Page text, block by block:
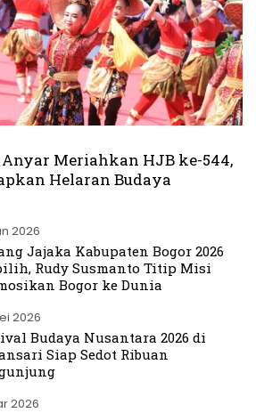
Meriahkan HJB ke-544,
Helaran Budaya
2026
Jajaka Kabupaten Bogor 2026
Rudy Susmanto Titip Misi
Bogor ke Dunia
2026
Budaya Nusantara 2026 di
Siap Sedot Ribuan
2026